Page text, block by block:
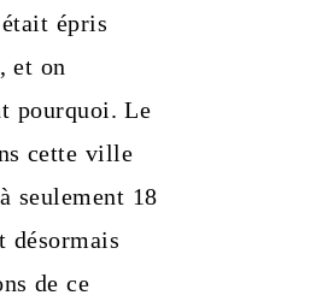
épris
et on
pourquoi. Le
cette ville
seulement 18
désormais
de ce